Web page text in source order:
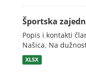
Športska
Popis i kontakti
Našica. Na
XLSX